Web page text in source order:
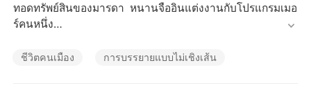
เรื่องสั้นคัดสรร
ทอดทรัพย์สินของมารดา หนานจืออินแต่งงานกับโปรแกรมเมอ
ร์คนหนึ่ง
กมีอะไรพิกล
ชีวิตคนเมือง การบรรยายแบบไม่เชิงเส้น